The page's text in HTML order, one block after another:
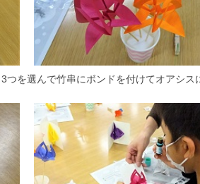
つを選んで竹串にボンドを付けてオアシ